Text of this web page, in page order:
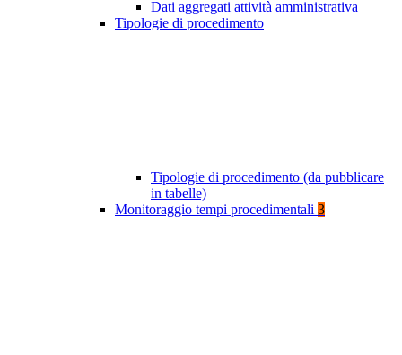
Dati aggregati attività amministrativa
Tipologie di procedimento
Tipologie di procedimento (da pubblicare
in tabelle)
Monitoraggio tempi procedimentali 3